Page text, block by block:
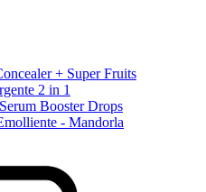
+ Super Fruits
2 in 1
Booster Drops
- Mandorla